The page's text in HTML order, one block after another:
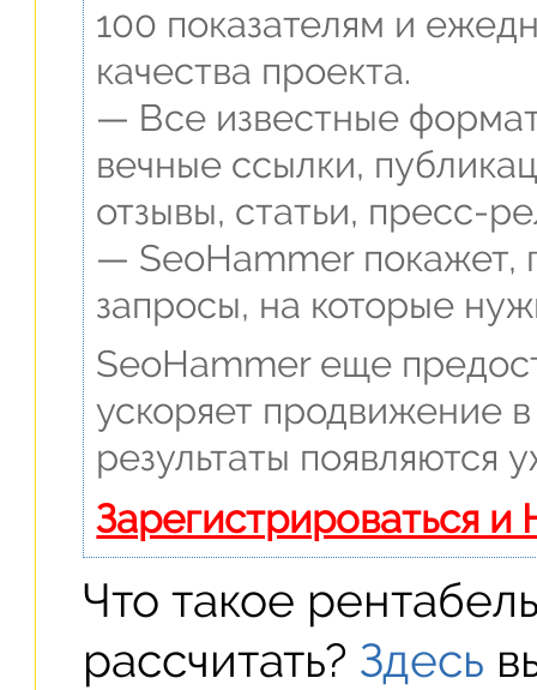
100 показателям и
качества проекта.
— Все известные
вечные ссылки,
отзывы, статьи, пресс-
— SeoHammer покажет,
запросы, на которые
SeoHammer еще
ускоряет продвижение
результаты появляются
Зарегистрироваться
Что такое
рассчитать? Здесь